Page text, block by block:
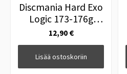
Discmania Hard Exo
Logic 173-176g
Valkoinen
12,90 €
Lisää ostoskoriin